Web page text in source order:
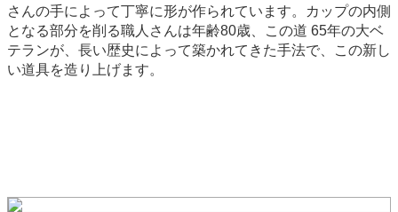
さんの手によって丁寧に形が作られています。カップの内側
となる部分を削る職人さんは年齢80歳、この道 65年の大ベ
テランが、長い歴史によって築かれてきた手法で、この新し
い道具を造り上げます。